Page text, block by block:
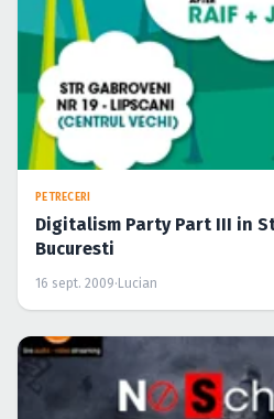
PETRECERI
Digitalism Party Part III in
Bucuresti
16 sept. 2009· Lucian